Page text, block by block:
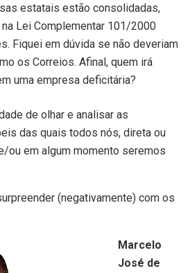
estatais estão consolidadas,
Lei Complementar 101/2000
Fiquei em dúvida se não deveriam
os Correios. Afinal, quem irá
uma empresa deficitária?
de olhar e analisar as
das quais todos nós, direta ou
ou em algum momento seremos
(negativamente) com os
Marcelo
José de